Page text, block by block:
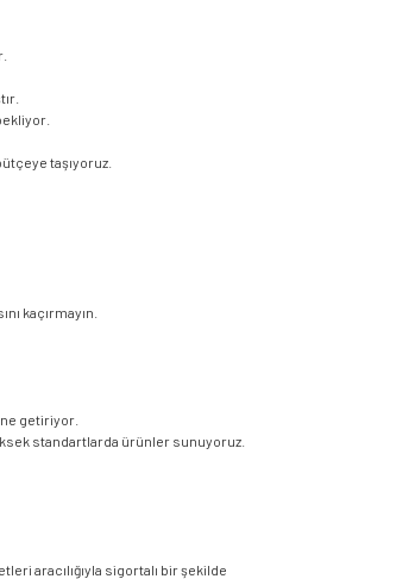
taşıyoruz.
kaçırmayın.
getiriyor.
standartlarda ürünler sunuyoruz.
aracılığıyla sigortalı bir şekilde